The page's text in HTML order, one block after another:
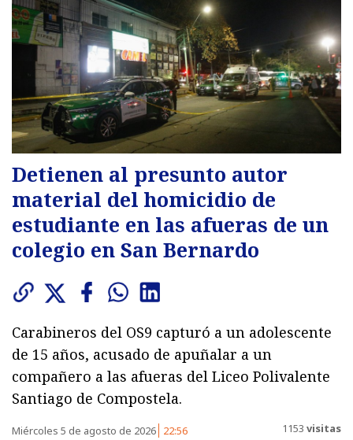
Detienen al presunto autor
material del homicidio de
estudiante en las afueras de un
colegio en San Bernardo
Carabineros del OS9 capturó a un adolescente
de 15 años, acusado de apuñalar a un
compañero a las afueras del Liceo Polivalente
Santiago de Compostela.
Miércoles 5 de agosto de 2026 22:56 1153 visitas